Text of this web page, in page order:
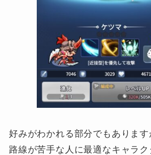
好みがわかれる部分でもありま
路線が苦手な人に最適なキャラク